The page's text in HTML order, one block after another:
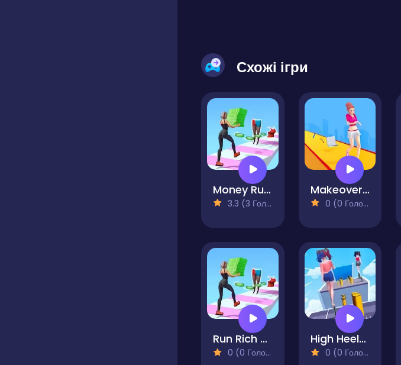
Схожі ігри
Money Rush 3D
3.3 (3 Голосів)
Makeover Run
0 (0 Голосів)
Run Rich 3D
0 (0 Голосів)
High Heels Collect Run
0 (0 Голосів)